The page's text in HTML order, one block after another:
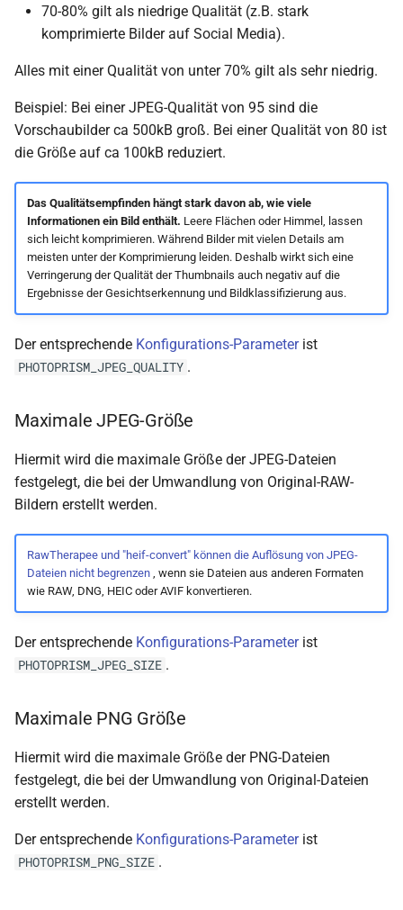
70-80% gilt als niedrige Qualität (z.B. stark
komprimierte Bilder auf Social Media).
Alles mit einer Qualität von unter 70% gilt als sehr niedrig.
Beispiel: Bei einer JPEG-Qualität von 95 sind die
Vorschaubilder ca 500kB groß. Bei einer Qualität von 80 ist
die Größe auf ca 100kB reduziert.
Das Qualitätsempfinden hängt stark davon ab, wie viele
Informationen ein Bild enthält. Leere Flächen oder Himmel, lassen
sich leicht komprimieren. Während Bilder mit vielen Details am
meisten unter der Komprimierung leiden. Deshalb wirkt sich eine
Verringerung der Qualität der Thumbnails auch negativ auf die
Ergebnisse der Gesichtserkennung und Bildklassifizierung aus.
Der entsprechende Konfigurations-Parameterist
PHOTOPRISM_JPEG_QUALITY .
Maximale JPEG-Größe
Hiermit wird die maximale Größe der JPEG-Dateien
festgelegt, die bei der Umwandlung von Original-RAW-
Bildern erstellt werden.
RawTherapee und "heif-convert" können die Auflösung von JPEG-
Dateien nicht begrenzen, wenn sie Dateien aus anderen Formaten
wie RAW, DNG, HEIC oder AVIF konvertieren.
Der entsprechende Konfigurations-Parameterist
PHOTOPRISM_JPEG_SIZE .
Maximale PNG Größe
Hiermit wird die maximale Größe der PNG-Dateien
festgelegt, die bei der Umwandlung von Original-Dateien
erstellt werden.
Der entsprechende Konfigurations-Parameterist
PHOTOPRISM_PNG_SIZE .